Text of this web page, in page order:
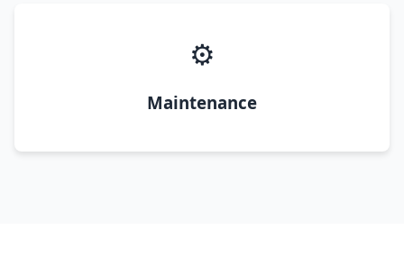
⚙️
Maintenance